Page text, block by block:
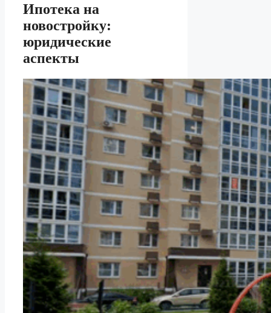
Ипотека на
новостройку:
юридические
аспекты